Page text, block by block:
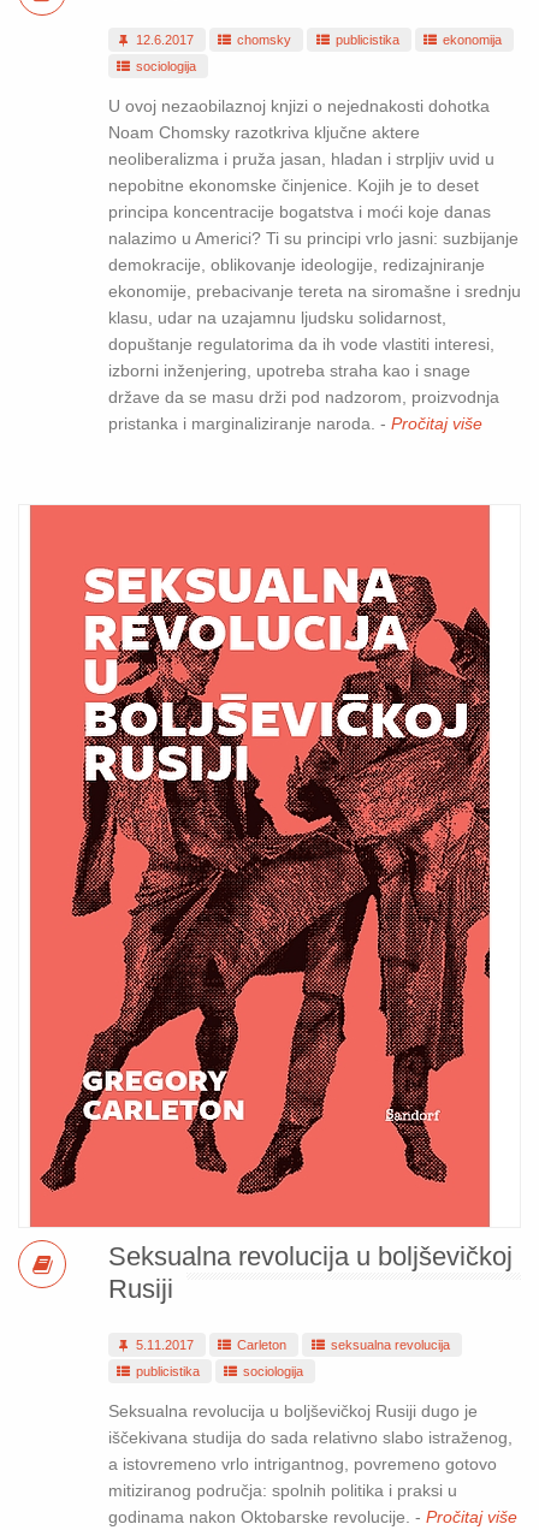
12.6.2017 chomsky publicistika
ekonomija
sociologija
U ovoj nezaobilaznoj knjizi o nejednakosti dohotka
Noam Chomsky razotkriva ključne aktere
neoliberalizma i pruža jasan, hladan i strpljiv uvid u
nepobitne ekonomske činjenice. Kojih je to deset
principa koncentracije bogatstva i moći koje danas
nalazimo u Americi? Ti su principi vrlo jasni: suzbijanje
demokracije, oblikovanje ideologije, redizajniranje
ekonomije, prebacivanje tereta na siromašne i srednju
klasu, udar na uzajamnu ljudsku solidarnost,
dopuštanje regulatorima da ih vode vlastiti interesi,
izborni inženjering, upotreba straha kao i snage
države da se masu drži pod nadzorom, proizvodnja
pristanka i marginaliziranje naroda. - Pročitaj više
Seksualna revolucija u boljševičkoj
Rusiji
5.11.2017 Carleton
seksualna revolucija
publicistika
sociologija
Seksualna revolucija u boljševičkoj Rusiji dugo je
iščekivana studija do sada relativno slabo istraženog,
a istovremeno vrlo intrigantnog, povremeno gotovo
mitiziranog područja: spolnih politika i praksi u
godinama nakon Oktobarske revolucije. - Pročitaj više